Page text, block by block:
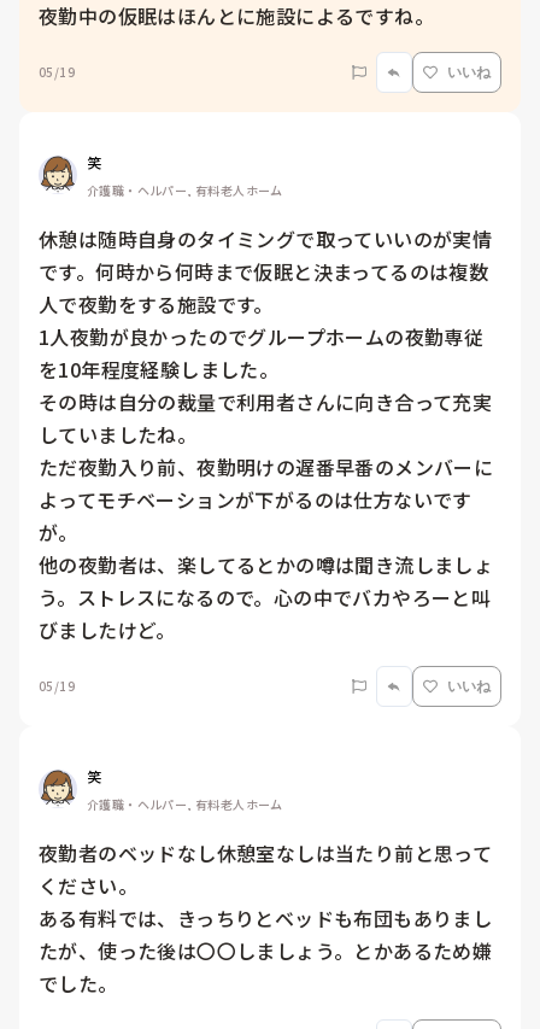
夜勤中の仮眠はほんとに施設によるですね。
05/19 いいね
笑
介護職・ヘルパー, 有料老人ホーム
休憩は随時自身のタイミングで取っていいのが実情
です。何時から何時まで仮眠と決まってるのは複数
人で夜勤をする施設です。
1人夜勤が良かったのでグループホームの夜勤専従
を10年程度経験しました。
その時は自分の裁量で利用者さんに向き合って充実
していましたね。
ただ夜勤入り前、夜勤明けの遅番早番のメンバーに
よってモチベーションが下がるのは仕方ないです
が。
他の夜勤者は、楽してるとかの噂は聞き流しましょ
う。ストレスになるので。心の中でバカやろーと叫
びましたけど。
05/19 いいね
笑
介護職・ヘルパー, 有料老人ホーム
夜勤者のベッドなし休憩室なしは当たり前と思って
ください。
ある有料では、きっちりとベッドも布団もありまし
たが、使った後は〇〇しましょう。とかあるため嫌
でした。